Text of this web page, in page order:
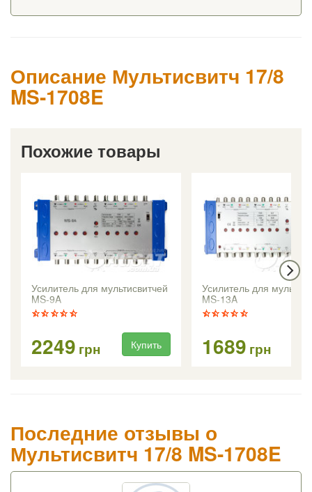
Описание Мультисвитч 17/8
MS-1708E
Похожие товары
Усилитель для мультисвитчей
MS-9A
2249 грн Купить
Усилитель для
MS-13A
1689 грн
Последние отзывы о
Мультисвитч 17/8 MS-1708E